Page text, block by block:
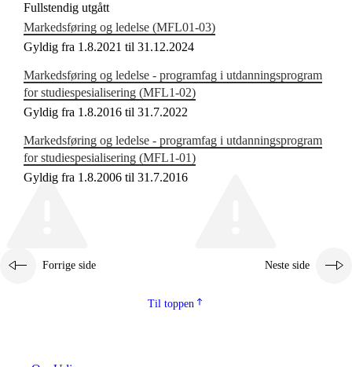
Fullstendig utgått
Markedsføring og ledelse (MFL01‑03)
Gyldig fra 1.8.2021 til 31.12.2024
Markedsføring og ledelse - programfag i utdanningsprogram
for studiespesialisering (MFL1‑02)
Gyldig fra 1.8.2016 til 31.7.2022
Markedsføring og ledelse - programfag i utdanningsprogram
for studiespesialisering (MFL1‑01)
Gyldig fra 1.8.2006 til 31.7.2016
Forrige side Neste side
Til toppen